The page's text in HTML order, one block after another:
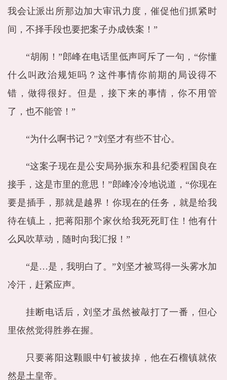
我会让派出所那边加大审讯力度，催促他们抓紧时
间，不择手段也要把案子办成铁案！”
“胡闹！”郎峰在电话里低声呵斥了一句，“你懂
什么叫政治规矩吗？这件事情你前期的局设得不
错，做得很好。但是，接下来的事情，你不用管
了，也不能管！”
“为什么啊书记？”刘坚才有些不甘心。
“这案子现在是公安局孙振东和县纪委程国良在
接手，这是市里的意思！”郎峰冷冷地说道，“你现在
要是插手，那就是越界！你现在的任务，就是给我
待在镇上，把蒋阳那个家伙给我死死盯住！他有什
么风吹草动，随时向我汇报！”
“是…是，我明白了。”刘坚才被骂得一头雾水加
冷汗，赶紧应声。
挂断电话后，刘坚才虽然被敲打了一番，但心
里依然觉得胜券在握。
只要蒋阳这颗眼中钉被拔掉，他在石榴镇就依
然是土皇帝。